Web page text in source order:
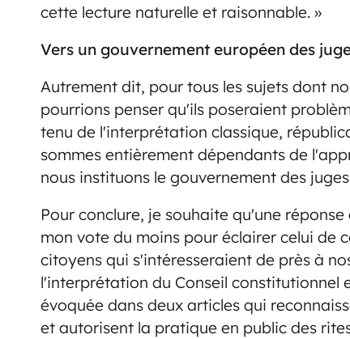
cette lecture naturelle et raisonnable. »
Vers un gouvernement européen des
Autrement dit, pour tous les sujets dont
pourrions penser qu'ils poseraient
tenu de l'interprétation classique,
sommes entièrement dépendants de
nous instituons le gouvernement des
Pour conclure, je souhaite qu'une
mon vote du moins pour éclairer celui de
citoyens qui s'intéresseraient de près à
l'interprétation du Conseil constitutionnel
évoquée dans deux articles qui
et autorisent la pratique en public des